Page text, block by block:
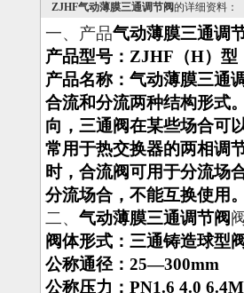
ZJHF气动薄膜三通调节阀的详细资料：
一、产品气动薄膜三通调
产品型号：ZJHF（H）型
产品名称： 气动薄膜三通
合流和分流两种结构形式
向，三通阀在某些场合可
常用于热交换器的两相调
时，合流阀可用于分流场
分流场合，不能互换使用
二、 气动薄膜三通调节阀
阀体形式：三通铸造球型
公称通径：25—300mm
公称压力：PN1.6 4.0